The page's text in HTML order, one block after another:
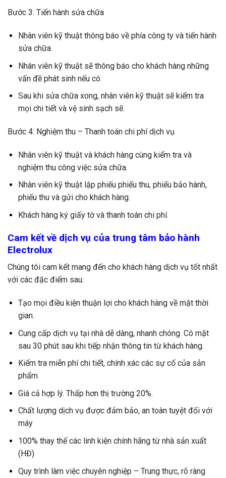
Bước 3: Tiến hành sửa chữa
Nhân viên kỹ thuật thông báo về phía công ty và tiến hành
sửa chữa.
Nhân viên kỹ thuật sẽ thông báo cho khách hàng những
vấn đề phát sinh nếu có.
Sau khi sửa chữa xong, nhân viên kỹ thuật sẽ kiểm tra
mọi chi tiết và vệ sinh sạch sẽ.
Bước 4: Nghiệm thu – Thanh toán chi phí dịch vụ
Nhân viên kỹ thuật và khách hàng cùng kiểm tra và
nghiệm thu công việc sửa chữa.
Nhân viên kỹ thuật lập phiếu phiếu thu, phiếu bảo hành,
phiếu thu và gửi cho khách hàng.
Khách hàng ký giấy tờ và thanh toán chi phí.
Cam kết về dịch vụ của trung tâm bảo hành
Electrolux
Chúng tôi cam kết mang đến cho khách hàng dịch vụ tốt nhất
với các đặc điểm sau:
Tạo mọi điều kiện thuận lợi cho khách hàng về mặt thời
gian.
Cung cấp dịch vụ tại nhà dễ dàng, nhanh chóng. Có mặt
sau 30 phút sau khi tiếp nhận thông tin từ khách hàng.
Kiểm tra miễn phí chi tiết, chính xác các sự cố của sản
phẩm
Giá cả hợp lý. Thấp hơn thị trường 20%.
Chất lượng dịch vụ được đảm bảo, an toàn tuyệt đối với
máy
100% thay thế các linh kiện chính hãng từ nhà sản xuất
(HĐ)
Quy trình làm việc chuyên nghiệp – Trung thực, rõ ràng